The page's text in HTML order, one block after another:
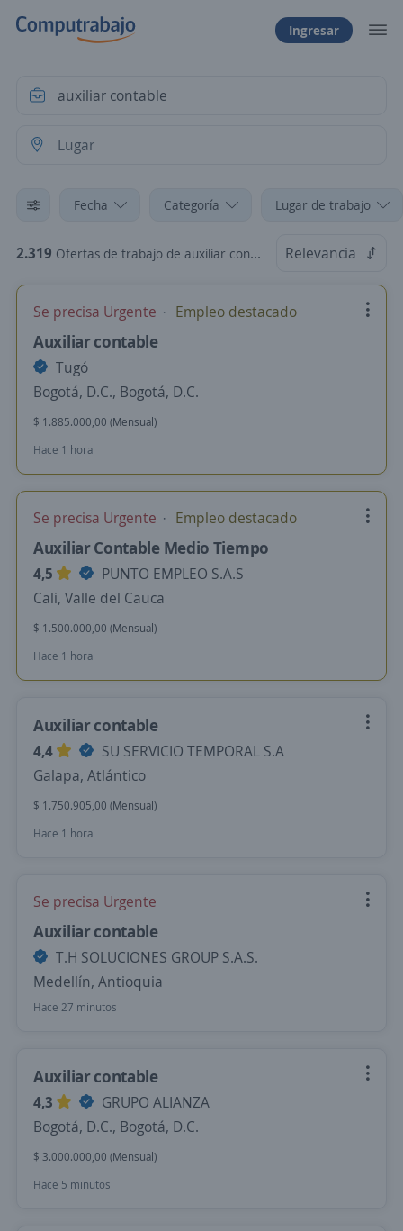
Ingresar
Fecha Categoría Lugar de trabajo
2.319 Ofertas de trabajo de auxiliar contable Relevancia
Se precisa Urgente Empleo destacado
Auxiliar contable
Tugó
Bogotá, D.C., Bogotá, D.C.
$ 1.885.000,00 (Mensual)
Hace 1 hora
Se precisa Urgente Empleo destacado
Auxiliar Contable Medio Tiempo
4,5
PUNTO EMPLEO S.A.S
Cali, Valle del Cauca
$ 1.500.000,00 (Mensual)
Hace 1 hora
Auxiliar contable
4,4
SU SERVICIO TEMPORAL S.A
Galapa, Atlántico
$ 1.750.905,00 (Mensual)
Hace 1 hora
Se precisa Urgente
Auxiliar contable
T.H SOLUCIONES GROUP S.A.S.
Medellín, Antioquia
Hace 27 minutos
Auxiliar contable
4,3
GRUPO ALIANZA
Bogotá, D.C., Bogotá, D.C.
$ 3.000.000,00 (Mensual)
Hace 5 minutos